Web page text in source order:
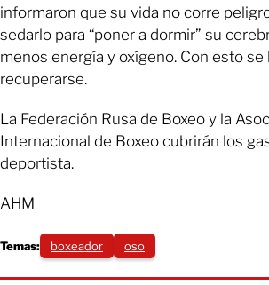
informaron que su vida no corre
sedarlo para “poner a dormir” su
menos energía y oxígeno. Con esto se
recuperarse.
La Federación Rusa de Boxeo y la
Internacional de Boxeo cubrirán los
deportista.
AHM
Temas: boxeador oso